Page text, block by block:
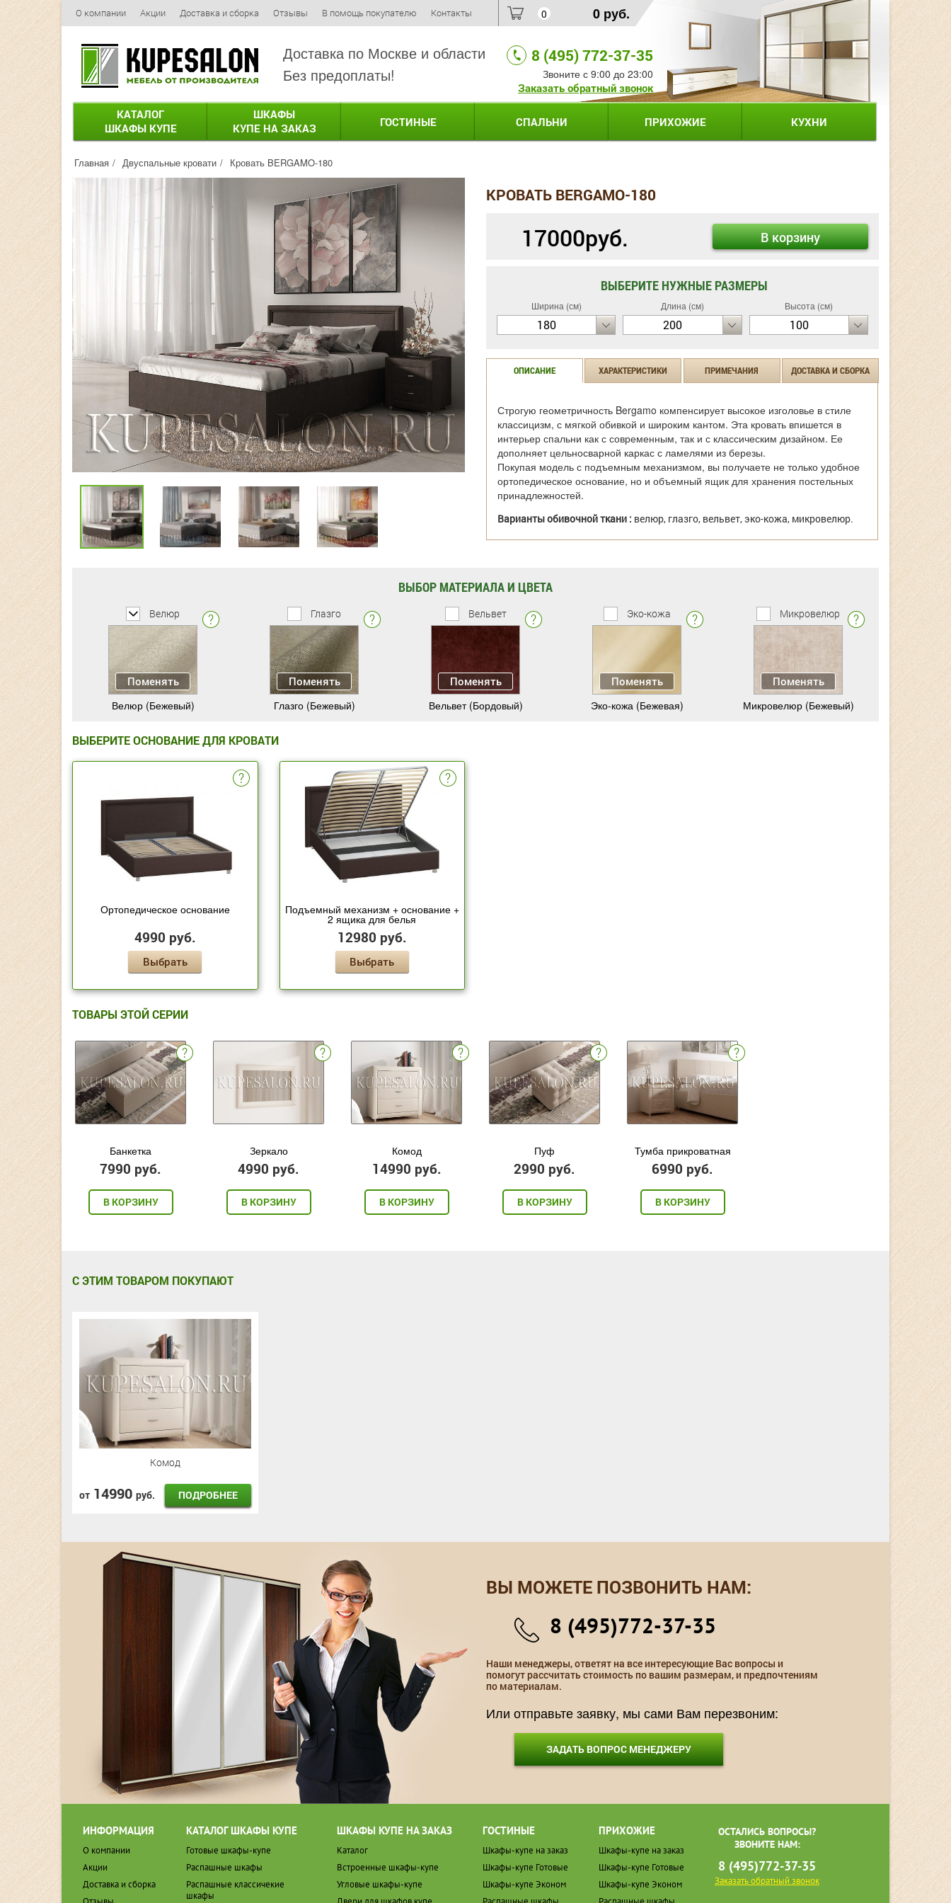
О компании Акции Доставка и сборка Отзывы В помощь покупателю Контакты 0 0 руб.
Доставка по Москве и области
Без предоплаты!
8 (495) 772-37-35
Звоните с 9:00 до 23:00
Заказать обратный звонок
КАТАЛОГ
ШКАФЫ КУПЕ
ШКАФЫ
КУПЕ НА ЗАКАЗ
ГОСТИНЫЕ СПАЛЬНИ ПРИХОЖИЕ КУХНИ
Главная Двуспальные кровати Кровать BERGAMO-180
КРОВАТЬ BERGAMO-180
17000руб. В корзину
ВЫБЕРИТЕ НУЖНЫЕ РАЗМЕРЫ
Ширина (см)
180
Длина (см)
200
Высота (см)
100
ОПИСАНИЕ ХАРАКТЕРИСТИКИ ПРИМЕЧАНИЯ ДОСТАВКА И СБОРКА
Строгую геометричность Bergamo компенсирует высокое изголовье в стиле
классицизм, с мягкой обивкой и широким кантом. Эта кровать впишется в
интерьер спальни как с современным, так и с классическим дизайном. Ее
дополняет цельносварной каркас с ламелями из березы.
Покупая модель с подъемным механизмом, вы получаете не только удобное
ортопедическое основание, но и объемный ящик для хранения постельных
принадлежностей.
Варианты обивочной ткани : велюр, глазго, вельвет, эко-кожа, микровелюр.
ВЫБОР МАТЕРИАЛА И ЦВЕТА
Велюр
Поменять
Велюр (Бежевый)
Глазго
Поменять
Глазго (Бежевый)
Вельвет
Поменять
Вельвет (Бордовый)
Эко-кожа
Поменять
Эко-кожа (Бежевая)
Микровелюр
Поменять
Микровелюр (Бежевый)
ВЫБЕРИТЕ ОСНОВАНИЕ ДЛЯ КРОВАТИ
Ортопедическое основание
4990 руб.
Выбрать
Подъемный механизм + основание +
2 ящика для белья
12980 руб.
Выбрать
ТОВАРЫ ЭТОЙ СЕРИИ
Банкетка
7990 руб.
В КОРЗИНУ
Зеркало
4990 руб.
В КОРЗИНУ
Комод
14990 руб.
В КОРЗИНУ
Пуф
2990 руб.
В КОРЗИНУ
Тумба прикроватная
6990 руб.
В КОРЗИНУ
С ЭТИМ ТОВАРОМ ПОКУПАЮТ
Комод
от 14990 руб. ПОДРОБНЕЕ
ВЫ МОЖЕТЕ ПОЗВОНИТЬ НАМ:
8 (495)772-37-35
Наши менеджеры, ответят на все интересующие Вас вопросы и
помогут рассчитать стоимость по вашим размерам, и предпочтениям
по материалам.
Или отправьте заявку, мы сами Вам перезвоним:
ЗАДАТЬ ВОПРОС МЕНЕДЖЕРУ
ИНФОРМАЦИЯ
О компании
Акции
Доставка и сборка
КАТАЛОГ ШКАФЫ КУПЕ
Готовые шкафы-купе
Распашные шкафы
Распашные классичекие
шкафы
ШКАФЫ КУПЕ НА ЗАКАЗ
Каталог
Встроенные шкафы-купе
Угловые шкафы-купе
ГОСТИНЫЕ
Шкафы-купе на заказ
Шкафы-купе Готовые
Шкафы-купе Эконом
ПРИХОЖИЕ
Шкафы-купе на заказ
Шкафы-купе Готовые
Шкафы-купе Эконом
ОСТАЛИСЬ ВОПРОСЫ?
ЗВОНИТЕ НАМ:
8 (495)772-37-35
Заказать обратный звонок